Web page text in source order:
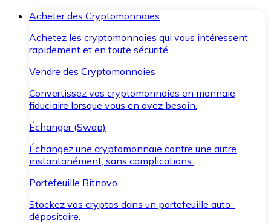
Acheter des Cryptomonnaies
Achetez les cryptomonnaies qui vous intéressent
rapidement et en toute sécurité.
Vendre des Cryptomonnaies
Convertissez vos cryptomonnaies en monnaie
fiduciaire lorsque vous en avez besoin.
Échanger (Swap)
Échangez une cryptomonnaie contre une autre
instantanément, sans complications.
Portefeuille Bitnovo
Stockez vos cryptos dans un portefeuille auto-
dépositaire.